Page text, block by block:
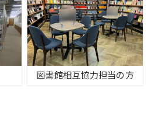
図書館相互協力担当の方